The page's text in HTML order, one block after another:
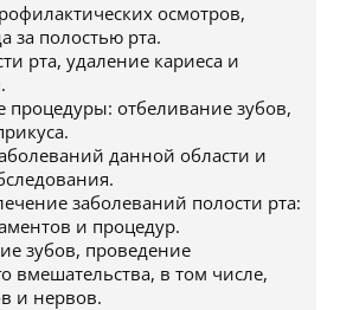
осмотров,
за полостью рта.
рта, удаление кариеса и
процедуры: отбеливание зубов,
данной области и
заболеваний полости рта:
и процедур.
зубов, проведение
вмешательства, в том числе,
и нервов.